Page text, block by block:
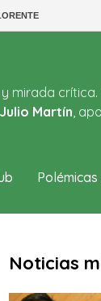
mirada
Julio Martín,
Noticias